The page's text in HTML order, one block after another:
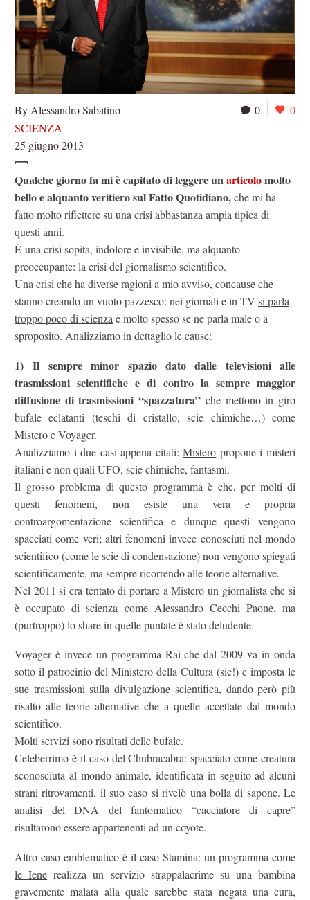
0 0
By Alessandro Sabatino
SCIENZA
25 giugno 2013
Qualche giorno fa mi è capitato di leggere unarticolomolto
bello e alquanto veritiero sul Fatto Quotidiano,che mi ha
fatto molto riflettere su una crisi abbastanza ampia tipica di
questi anni.
È una crisi sopita, indolore e invisibile, ma alquanto
preoccupante: la crisi del giornalismo scientifico.
Una crisi che ha diverse ragioni a mio avviso, concause che
stanno creando un vuoto pazzesco: nei giornali e in TV si parla
troppo poco di scienza e molto spesso se ne parla male o a
sproposito. Analizziamo in dettaglio le cause:
1) Il sempre minor spazio dato dalle televisioni alle
trasmissioni scientifiche e di contro la sempre maggior
diffusione di trasmissioni “spazzatura” che mettono in giro
bufale eclatanti (teschi di cristallo, scie chimiche…) come
Mistero e Voyager.
Analizziamo i due casi appena citati:Mistero propone i misteri
italiani e non quali UFO, scie chimiche, fantasmi.
Il grosso problema di questo programma è che, per molti di
questi fenomeni, non esiste una vera e propria
controargomentazione scientifica e dunque questi vengono
spacciati come veri; altri fenomeni invece conosciuti nel mondo
scientifico (come le scie di condensazione) non vengono spiegati
scientificamente, ma sempre ricorrendo alle teorie alternative.
Nel 2011 si era tentato di portare a Mistero un giornalista che si
è occupato di scienza come Alessandro Cecchi Paone, ma
(purtroppo) lo share in quelle puntate è stato deludente.
Voyager è invece un programma Rai che dal 2009 va in onda
sotto il patrocinio del Ministero della Cultura (sic!) e imposta le
sue trasmissioni sulla divulgazione scientifica, dando però più
risalto alle teorie alternative che a quelle accettate dal mondo
scientifico.
Molti servizi sono risultati delle bufale.
Celeberrimo è il caso del Chubracabra: spacciato come creatura
sconosciuta al mondo animale, identificata in seguito ad alcuni
strani ritrovamenti, il suo caso si rivelò una bolla di sapone. Le
analisi del DNA del fantomatico “cacciatore di capre”
risultarono essere appartenenti ad un coyote.
Altro caso emblematico è il caso Stamina: un programma come
le Iene realizza un servizio strappalacrime su una bambina
gravemente malata alla quale sarebbe stata negata una cura,